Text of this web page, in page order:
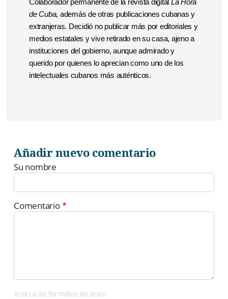
Colaborador permanente de la revista digital La Hora
de Cuba, además de otras publicaciones cubanas y
extranjeras. Decidió no publicar más por editoriales y
medios estatales y vive retirado en su casa, ajeno a
instituciones del gobierno, aunque admirado y
querido por quienes lo aprecian como uno de los
intelectuales cubanos más auténticos.
Añadir nuevo comentario
Su nombre
Comentario
Acerca de formatos de texto